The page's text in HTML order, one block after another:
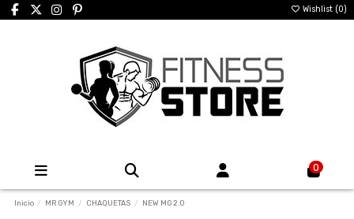
Wishlist (0)
0
Inicio MR GYM CHAQUETAS NEW MG 2.0